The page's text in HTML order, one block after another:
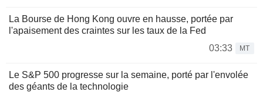
La Bourse de Hong Kong ouvre en hausse, portée par
l'apaisement des craintes sur les taux de la Fed
03:33
MT
Le S&P 500 progresse sur la semaine, porté par l'envolée
des géants de la technologie